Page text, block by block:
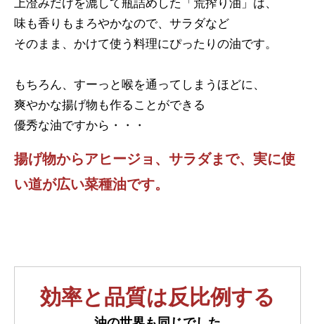
上澄みだけを漉して瓶詰めした「荒搾り油」は、
味も香りもまろやかなので、サラダなど
そのまま、かけて使う料理にぴったりの油です。
もちろん、すーっと喉を通ってしまうほどに、
爽やかな揚げ物も作ることができる
優秀な油ですから・・・
揚げ物からアヒージョ、サラダまで、実に使
い道が広い菜種油です。
効率と品質は反比例する